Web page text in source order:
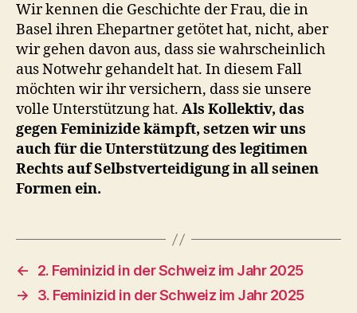
Wir kennen die Geschichte der Frau, die in
Basel ihren Ehepartner getötet hat, nicht, aber
wir gehen davon aus, dass sie wahrscheinlich
aus Notwehr gehandelt hat. In diesem Fall
möchten wir ihr versichern, dass sie unsere
volle Unterstützung hat. Als Kollektiv, das
gegen Feminizide kämpft, setzen wir uns
auch für die Unterstützung des legitimen
Rechts auf Selbstverteidigung in all seinen
Formen ein.
←
2. Feminizid in der Schweiz im Jahr 2025
→
3. Feminizid in der Schweiz im Jahr 2025